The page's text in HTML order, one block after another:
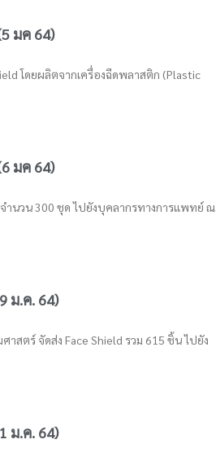
มค 64)
โดยผลิตจากเครื่องฉีดพลาสติก (Plastic
มค 64)
ำนวน 300 ชุด ไปยังบุคลากรทางการแพทย์ ณ
ม.ค. 64)
สตร์ จัดส่ง Face Shield รวม 615 ชิ้น ไปยัง
ม.ค. 64)